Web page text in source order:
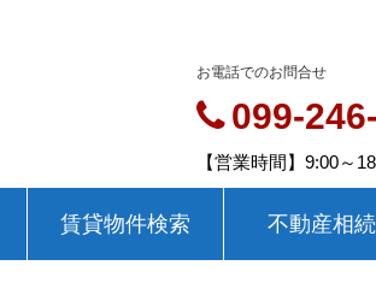
お電話でのお問合せ
099-
【営業時間】9:00～
賃貸物件検索 不動産相続